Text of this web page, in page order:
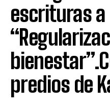
escrituras
predios de